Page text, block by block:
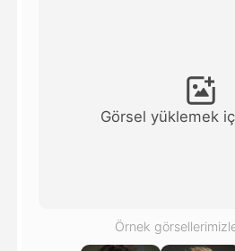
Tüm şablonları
Görsel yüklemek
Örnek